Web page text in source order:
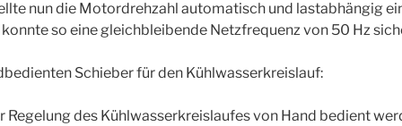
nun die Motordrehzahl automatisch und lastabhängig
so eine gleichbleibende Netzfrequenz von 50 Hz
Schieber für den Kühlwasserkreislauf:
Regelung des Kühlwasserkreislaufes von Hand bedient